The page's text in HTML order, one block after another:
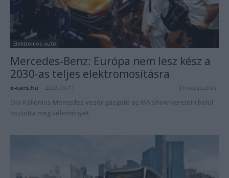
Elektromos autó
Mercedes-Benz: Európa nem lesz kész a
2030-as teljes elektromosításra
e-cars.hu 2023-09-11 0 hozzászólás
Ola Källenius Mercedes vezérigazgató az IAA show keretein belül
osztotta meg véleményét.